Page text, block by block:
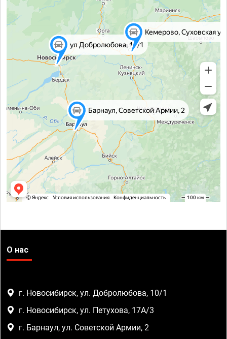
О нас
г. Новосибирск, ул. Добролюбова, 10/1
г. Новосибирск, ул. Петухова, 17А/3
г. Барнаул, ул. Советской Армии, 2